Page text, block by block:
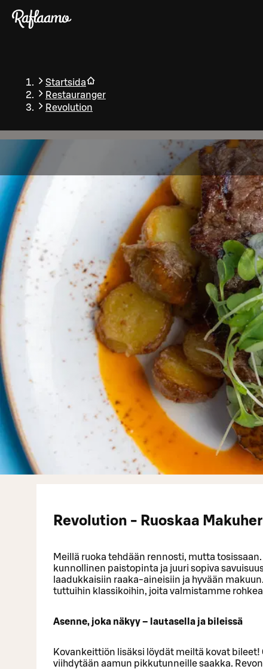
Gå till huvudinnehållet
Startsida
Restauranger
Revolution
Revolution - Ruoskaa
Meillä ruoka tehdään rennosti, mutta
kunnollinen paistopinta ja juuri sopiva
laadukkaisiin raaka-aineisiin ja hyvään
tuttuihin klassikoihin, joita valmistamme
Asenne, joka näkyy – lautasella ja bileissä​
Kovankeittiön lisäksi löydät meiltä kovat
viihdytään aamun pikkutunneille saakka.